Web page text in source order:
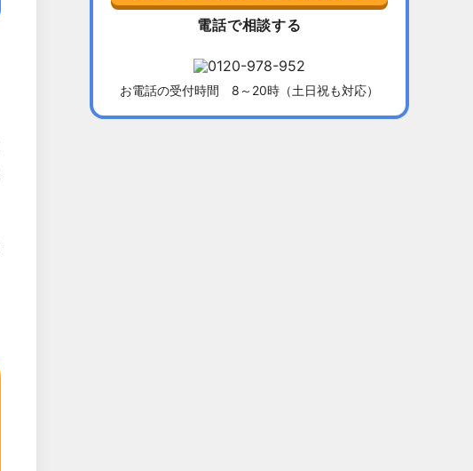
電話で相談する
お電話の受付時間 8～20時（土日祝も対応）